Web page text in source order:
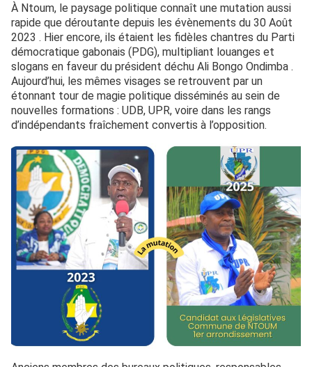
À Ntoum, le paysage politique connaît une mutation aussi
rapide que déroutante depuis les évènements du 30 Août
2023 . Hier encore, ils étaient les fidèles chantres du Parti
démocratique gabonais (PDG), multipliant louanges et
slogans en faveur du président déchu Ali Bongo Ondimba .
Aujourd’hui, les mêmes visages se retrouvent par un
étonnant tour de magie politique disséminés au sein de
nouvelles formations : UDB, UPR, voire dans les rangs
d’indépendants fraîchement convertis à l’opposition.